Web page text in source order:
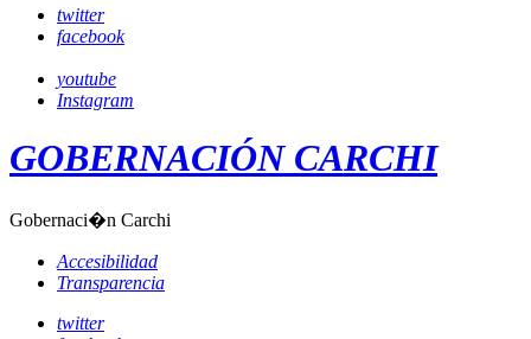
twitter
facebook
youtube
Instagram
GOBERNACIÓN CARCHI
Gobernaci�n Carchi
Accesibilidad
Transparencia
twitter